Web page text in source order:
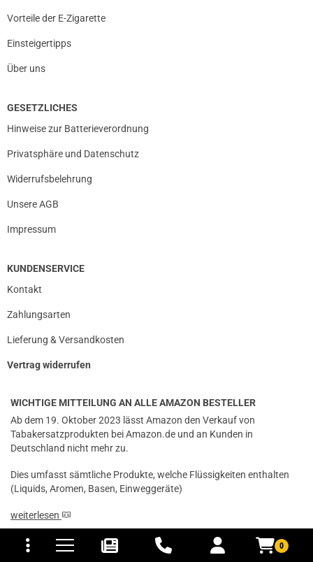
0
und Versandkosten
Vorteile der E-Zigarette
Einsteigertipps
Über uns
GESETZLICHES
Hinweise zur Batterieverordnung
Privatsphäre und Datenschutz
Widerrufsbelehrung
Unsere AGB
Impressum
KUNDENSERVICE
Kontakt
Zahlungsarten
Lieferung & Versandkosten
Vertrag widerrufen
WICHTIGE MITTEILUNG AN ALLE AMAZON BESTELLER
Ab dem 19. Oktober 2023 lässt Amazon den Verkauf von
Tabakersatzprodukten bei Amazon.de und an Kunden in
Deutschland nicht mehr zu.
Dies umfasst sämtliche Produkte, welche Flüssigkeiten enthalten
(Liquids, Aromen, Basen, Einweggeräte)
weiterlesen